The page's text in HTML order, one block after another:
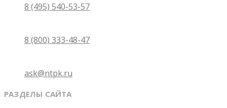
8 (495) 540-53-57
8 (800) 333-48-47
ask@ntpk.ru
РАЗДЕЛЫ САЙТА